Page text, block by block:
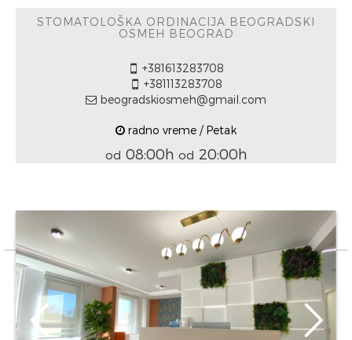
STOMATOLOŠKA ORDINACIJA BEOGRADSKI
OSMEH BEOGRAD
+381613283708
+381113283708
beogradskiosmeh@gmail.com
radno vreme / Petak
od 08:00h od 20:00h